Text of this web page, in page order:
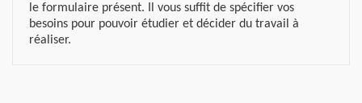
le formulaire présent. Il vous suffit de spécifier vos
besoins pour pouvoir étudier et décider du travail à
réaliser.